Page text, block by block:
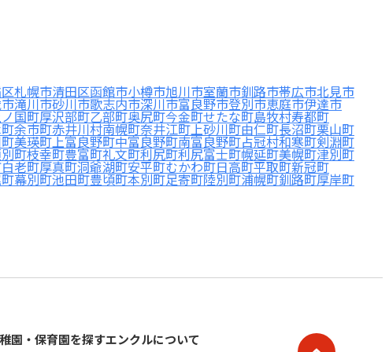
札幌市清田区函館市小樽市旭川市室蘭市釧路市帯広市北見市
滝川市砂川市歌志内市深川市富良野市登別市恵庭市伊達市
国町厚沢部町乙部町奥尻町今金町せたな町島牧村寿都町
余市町赤井川村南幌町奈井江町上砂川町由仁町長沼町栗山町
美瑛町上富良野町中富良野町南富良野町占冠村和寒町剣淵町
町枝幸町豊富町礼文町利尻町利尻富士町幌延町美幌町津別町
白老町厚真町洞爺湖町安平町むかわ町日高町平取町新冠町
幕別町池田町豊頃町本別町足寄町陸別町浦幌町釧路町厚岸町
園・保育園を探すエンクルについて